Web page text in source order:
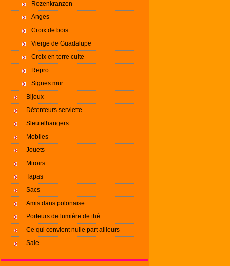
Rozenkranzen
Anges
Croix de bois
Vierge de Guadalupe
Croix en terre cuite
Repro
Signes mur
Bijoux
Détenteurs serviette
Sleutelhangers
Mobiles
Jouets
Miroirs
Tapas
Sacs
Amis dans polonaise
Porteurs de lumière de thé
Ce qui convient nulle part ailleurs
Sale